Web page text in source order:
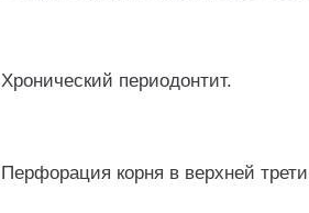
Хронический периодонтит.
Перфорация корня в верхней